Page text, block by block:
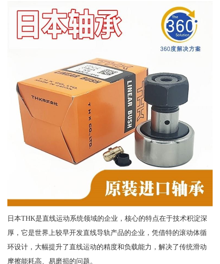
日本THK是直线运动系统领域的企业，核心的特点在于技术积淀深
厚，它是世界上较早开发直线导轨产品的企业，凭借特的滚动体循
环设计，大幅提升了直线运动的精度和负载能力，解决了传统滑动
摩擦能耗高、易磨损的问题。